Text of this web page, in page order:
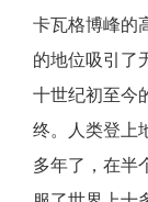
卡瓦格博峰的
的地位吸引了
十世纪初至今
终。人类登上
多年了，在半